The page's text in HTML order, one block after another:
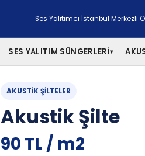
Ses Yalıtımcı İstanbul Merkezli
SES YALITIM SÜNGERLERİ▾
AKUSTIK ŞILTELER
Akustik Şilte
90 TL / m2